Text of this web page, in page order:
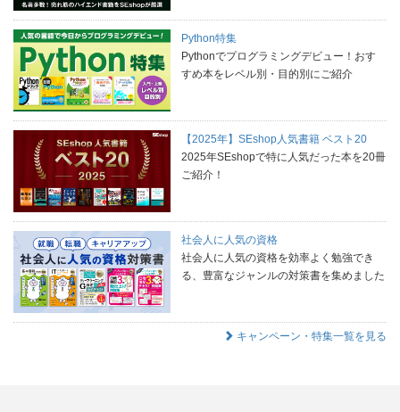
Python特集
Pythonでプログラミングデビュー！おす
すめ本をレベル別・目的別にご紹介
【2025年】SEshop人気書籍 ベスト20
2025年SEshopで特に人気だった本を20冊
ご紹介！
社会人に人気の資格
社会人に人気の資格を効率よく勉強でき
る、豊富なジャンルの対策書を集めました
キャンペーン・特集一覧を見る